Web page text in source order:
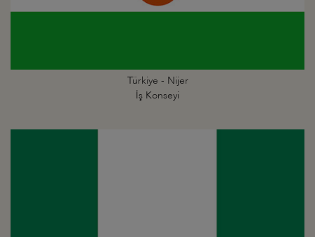
Türkiye - Nijer
İş Konseyi